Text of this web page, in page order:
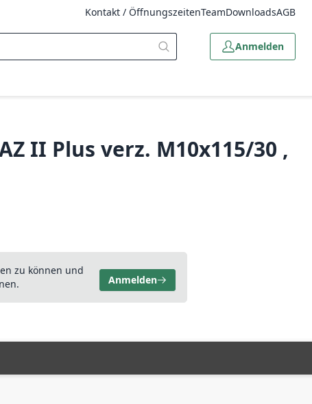
Kontakt / ÖffnungszeitenTeamDownloadsAGB
Anmelden
II Plus verz. M10x115/30 ,
zu können und
Anmelden